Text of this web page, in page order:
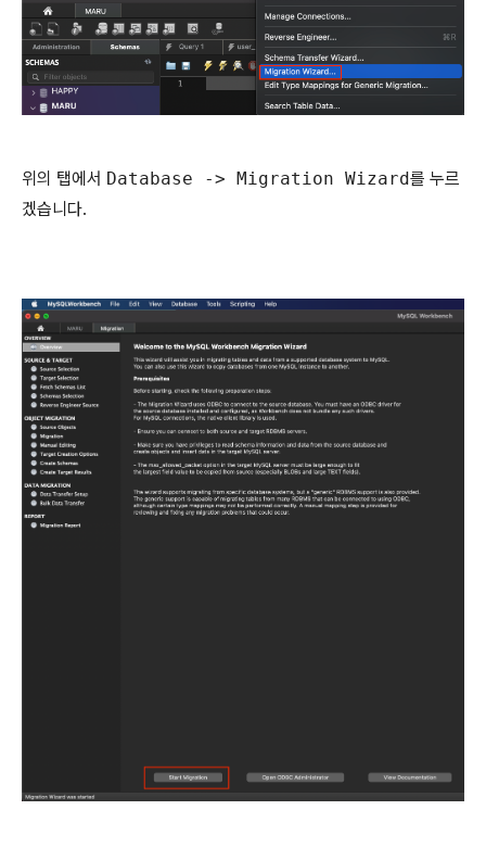
위의 탭에서 Database -> Migration Wizard를 누르
겠습니다.